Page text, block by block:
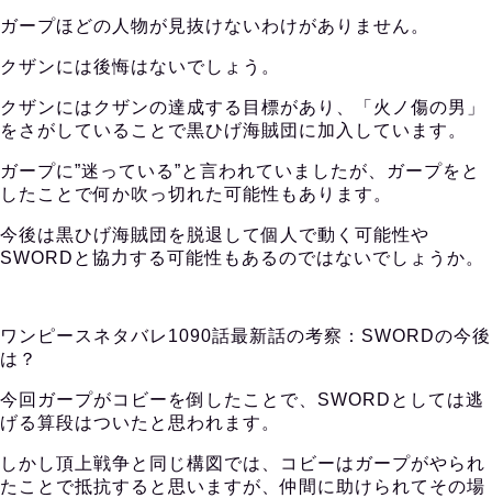
ガープほどの人物が見抜けないわけがありません。
クザンには後悔はないでしょう。
クザンにはクザンの達成する目標があり、「火ノ傷の男」
をさがしていることで黒ひげ海賊団に加入しています。
ガープに”迷っている”と言われていましたが、ガープをと
したことで何か吹っ切れた可能性もあります。
今後は黒ひげ海賊団を脱退して個人で動く可能性や
SWORDと協力する可能性もあるのではないでしょうか。
ワンピースネタバレ1090話最新話の考察：SWORDの今後
は？
今回ガープがコビーを倒したことで、SWORDとしては逃
げる算段はついたと思われます。
しかし頂上戦争と同じ構図では、コビーはガープがやられ
たことで抵抗すると思いますが、仲間に助けられてその場